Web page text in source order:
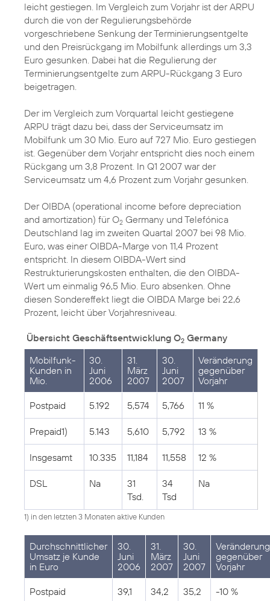
leicht gestiegen. Im Vergleich zum Vorjahr ist der ARPU
durch die von der Regulierungsbehörde
vorgeschriebene Senkung der Terminierungsentgelte
und den Preisrückgang im Mobilfunk allerdings um 3,3
Euro gesunken. Dabei hat die Regulierung der
Terminierungsentgelte zum ARPU-Rückgang 3 Euro
beigetragen.
Der im Vergleich zum Vorquartal leicht gestiegene
ARPU trägt dazu bei, dass der Serviceumsatz im
Mobilfunk um 30 Mio. Euro auf 727 Mio. Euro gestiegen
ist. Gegenüber dem Vorjahr entspricht dies noch einem
Rückgang um 3,8 Prozent. In Q1 2007 war der
Serviceumsatz um 4,6 Prozent zum Vorjahr gesunken.
Der OIBDA (operational income before depreciation
and amortization) für O2 Germany und Telefónica
Deutschland lag im zweiten Quartal 2007 bei 98 Mio.
Euro, was einer OIBDA-Marge von 11,4 Prozent
entspricht. In diesem OIBDA-Wert sind
Restrukturierungskosten enthalten, die den OIBDA-
Wert um einmalig 96,5 Mio. Euro absenken. Ohne
diesen Sondereffekt liegt die OIBDA Marge bei 22,6
Prozent, leicht über Vorjahresniveau.
Übersicht Geschäftsentwicklung O2 Germany
Mobilfunk-
Kunden in
Mio.
30.
Juni
2006
31.
März
2007
30.
Juni
2007
Veränderung
gegenüber
Vorjahr
Postpaid 5.192 5,574 5,766 11 %
Prepaid1) 5.143 5,610 5,792 13 %
Insgesamt 10.335 11,184 11,558 12 %
DSL Na
31
Tsd.
34
Tsd
Na
1) in den letzten 3 Monaten aktive Kunden
Durchschnittlicher
Umsatz je Kunde
in Euro
30.
Juni
2006
31.
März
2007
30.
Juni
2007
Veränderung
gegenüber
Vorjahr
Postpaid 39,1 34,2 35,2 -10 %